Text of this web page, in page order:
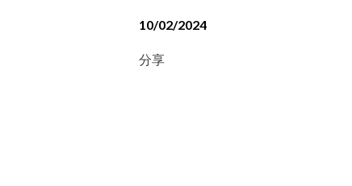
10/02/2024
分享